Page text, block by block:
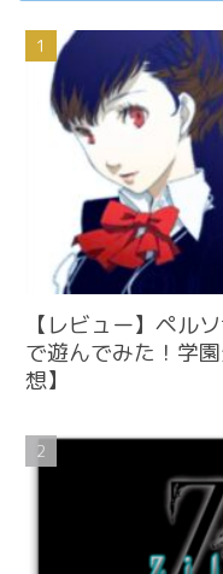
【レビュー】ペル
で遊んでみた！学
想】